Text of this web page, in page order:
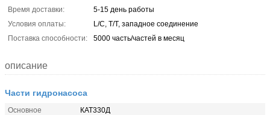
Время доставки:
5-15 день работы
Условия оплаты:
L/C, T/T, западное соединение
Поставка способности:
5000 часть/частей в месяц
описание
Части гидронасоса
Основное
КАТ330Д